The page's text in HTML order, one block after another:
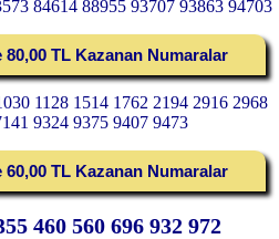
84614 88955 93707 93863 94703
80,00 TL Kazanan Numaralar
1128 1514 1762 2194 2916 2968
9324 9375 9407 9473
60,00 TL Kazanan Numaralar
460 560 696 932 972